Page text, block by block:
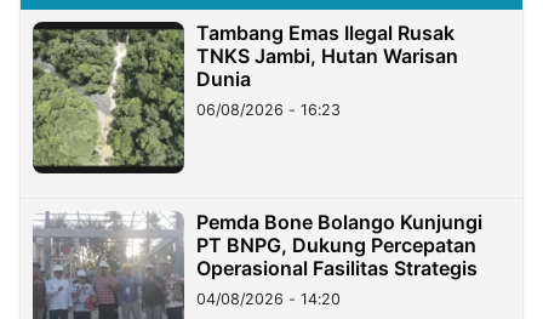
Tambang Emas Ilegal Rusak
TNKS Jambi, Hutan Warisan
Dunia
06/08/2026 - 16:23
Pemda Bone Bolango Kunjungi
PT BNPG, Dukung Percepatan
Operasional Fasilitas Strategis
04/08/2026 - 14:20